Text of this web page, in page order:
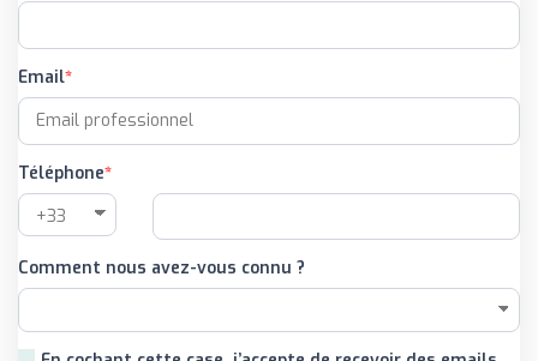
Email
Téléphone
Comment nous avez-vous connu ?